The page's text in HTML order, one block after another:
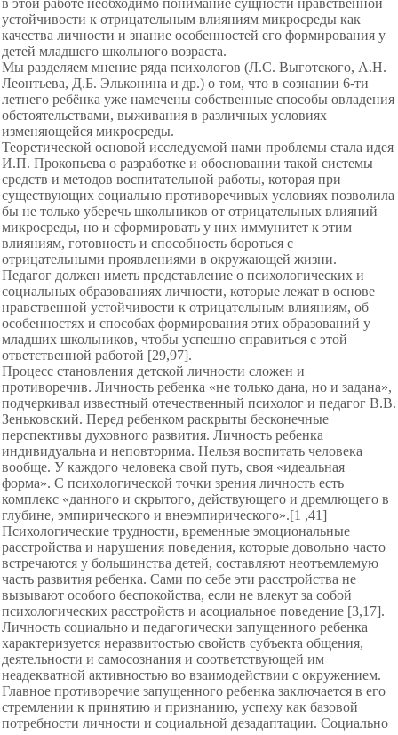
в этой работе необходимо понимание сущности нравственной
устойчивости к отрицательным влияниям микросреды как
качества личности и знание особенностей его формирования у
детей младшего школьного возраста.
Мы разделяем мнение ряда психологов (Л.С. Выготского, А.Н.
Леонтьева, Д.Б. Эльконина и др.) о том, что в сознании 6-ти
летнего ребёнка уже намечены собственные способы овладения
обстоятельствами, выживания в различных условиях
изменяющейся микросреды.
Теоретической основой исследуемой нами проблемы стала идея
И.П. Прокопьева о разработке и обосновании такой системы
средств и методов воспитательной работы, которая при
существующих социально противоречивых условиях позволила
бы не только уберечь школьников от отрицательных влияний
микросреды, но и сформировать у них иммунитет к этим
влияниям, готовность и способность бороться с
отрицательными проявлениями в окружающей жизни.
Педагог должен иметь представление о психологических и
социальных образованиях личности, которые лежат в основе
нравственной устойчивости к отрицательным влияниям, об
особенностях и способах формирования этих образований у
младших школьников, чтобы успешно справиться с этой
ответственной работой [29,97].
Процесс становления детской личности сложен и
противоречив. Личность ребенка «не только дана, но и задана»,
подчеркивал известный отечественный психолог и педагог В.В.
Зеньковский. Перед ребенком раскрыты бесконечные
перспективы духовного развития. Личность ребенка
индивидуальна и неповторима. Нельзя воспитать человека
вообще. У каждого человека свой путь, своя «идеальная
форма». С психологической точки зрения личность есть
комплекс «данного и скрытого, действующего и дремлющего в
глубине, эмпирического и внеэмпирического».[1 ,41]
Психологические трудности, временные эмоциональные
расстройства и нарушения поведения, которые довольно часто
встречаются у большинства детей, составляют неотъемлемую
часть развития ребенка. Сами по себе эти расстройства не
вызывают особого беспокойства, если не влекут за собой
психологических расстройств и асоциальное поведение [3,17].
Личность социально и педагогически запущенного ребенка
характеризуется неразвитостью свойств субъекта общения,
деятельности и самосознания и соответствующей им
неадекватной активностью во взаимодействии с окружением.
Главное противоречие запущенного ребенка заключается в его
стремлении к принятию и признанию, успеху как базовой
потребности личности и социальной дезадаптации. Социально